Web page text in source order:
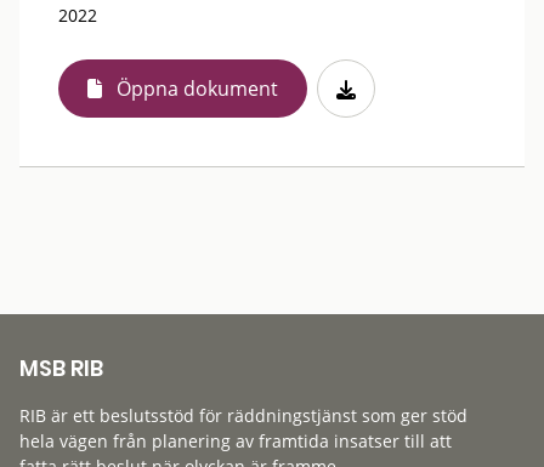
2022
Öppna dokument
MSB RIB
RIB är ett beslutsstöd för räddningstjänst som ger stöd
hela vägen från planering av framtida insatser till att